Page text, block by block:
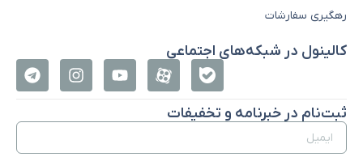
رهگیری سفارشات
کالینول در شبکه‌های اجتماعی
ثبت‌نام در خبرنامه و تخفیفات